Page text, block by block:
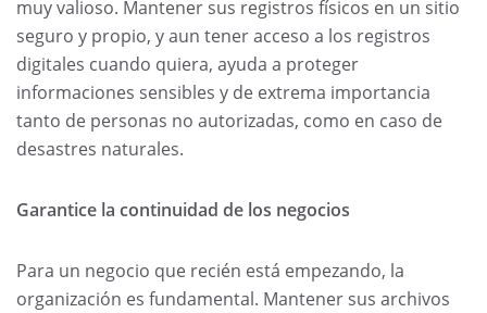
muy valioso. Mantener sus registros físicos en un sitio
seguro y propio, y aun tener acceso a los registros
digitales cuando quiera, ayuda a proteger
informaciones sensibles y de extrema importancia
tanto de personas no autorizadas, como en caso de
desastres naturales.
Garantice la continuidad de los negocios
Para un negocio que recién está empezando, la
organización es fundamental. Mantener sus archivos